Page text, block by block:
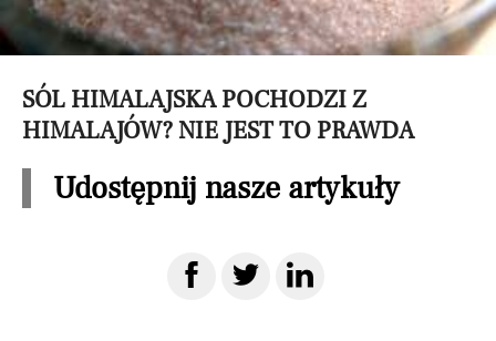
SÓL HIMALAJSKA POCHODZI Z
HIMALAJÓW? NIE JEST TO PRAWDA
Udostępnij nasze artykuły